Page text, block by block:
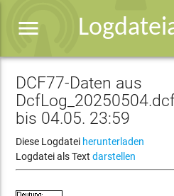
menu
DCF77-Daten aus
bis 04.05. 23:59
Diese Logdatei herunterladen
Logdatei als Textdarstellen